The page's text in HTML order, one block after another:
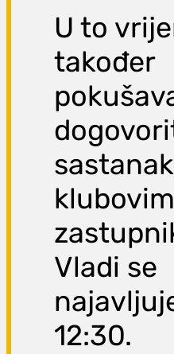
U to
također
Vladi se
12:30.